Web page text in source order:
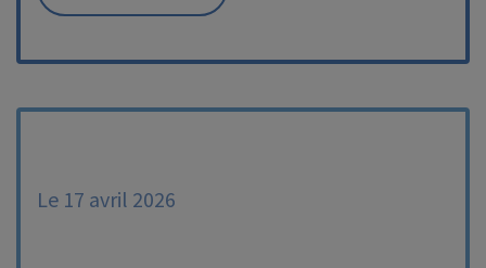
Le 17 avril 2026